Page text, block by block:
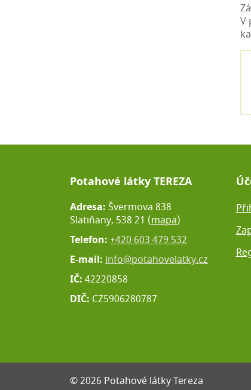
V
Potahové látky TEREZA
Adresa: Švermova 838
Slatiňany, 538 21 (mapa)
Telefon: +420 603 479 532
E-mail: info@potahovelatky.cz
IČ: 42220858
DIČ: CZ5906280787
© 2026 Potahové látky Tereza